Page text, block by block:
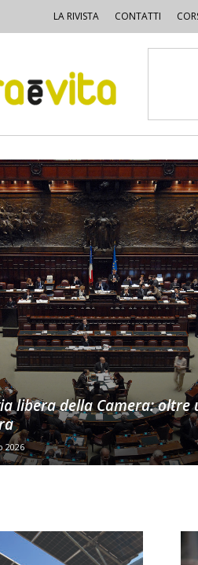
LA RIVISTA CONTATTI
libera della Camera: oltre
2026